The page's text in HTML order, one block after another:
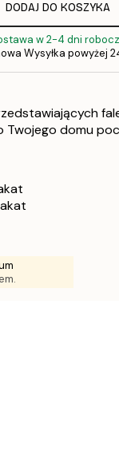
DODAJ DO KOSZYKA
w 2-4 dni
Wysyłka powyżej
domu